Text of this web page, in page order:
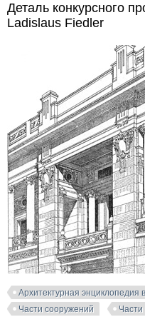
Деталь конкурсного
Ladislaus Fiedler
Архитектурная энциклопедия
Части сооружений